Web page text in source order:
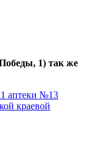
1) так же
аптеки №13
краевой